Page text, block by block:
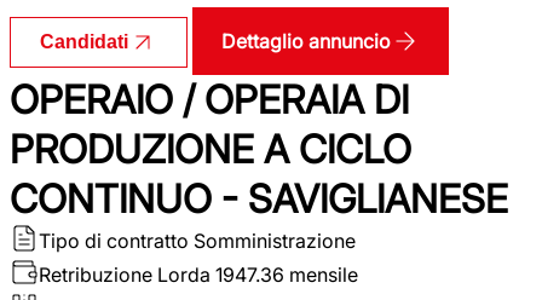
Candidati Dettaglio annuncio
OPERAIO / OPERAIA DI
PRODUZIONE A CICLO
CONTINUO - SAVIGLIANESE
Tipo di contratto Somministrazione
Retribuzione Lorda 1947.36 mensile